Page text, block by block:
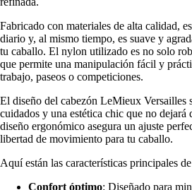
Fabricado con materiales de alta calidad,
diario y, al mismo tiempo, es suave y
tu caballo. El nylon utilizado es no solo
que permite una manipulación fácil y
trabajo, paseos o competiciones.
El diseño del cabezón LeMieux Versailles
cuidados y una estética chic que no dejará
diseño ergonómico asegura un ajuste
libertad de movimiento para tu caballo.
Aquí están las características principales
Confort óptimo: Diseñado para